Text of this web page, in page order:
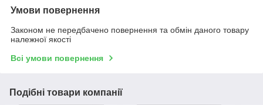
Умови повернення
Законом не передбачено повернення та обмін даного товару
належної якості
Всі умови повернення
Подібні товари компанії